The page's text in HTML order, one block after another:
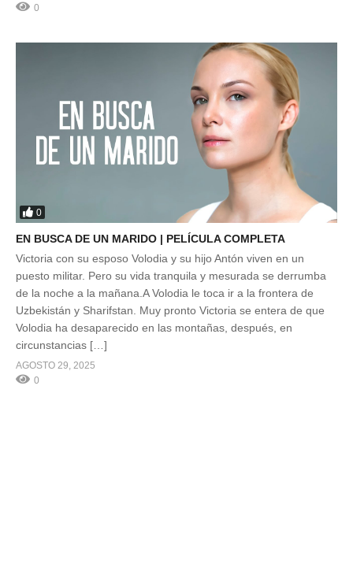
0
0
EN BUSCA DE UN MARIDO | PELÍCULA COMPLETA
Victoria con su esposo Volodia y su hijo Antón viven en un
puesto militar. Pero su vida tranquila y mesurada se derrumba
de la noche a la mañana.A Volodia le toca ir a la frontera de
Uzbekistán y Sharifstan. Muy pronto Victoria se entera de que
Volodia ha desaparecido en las montañas, después, en
circunstancias […]
AGOSTO 29, 2025
0